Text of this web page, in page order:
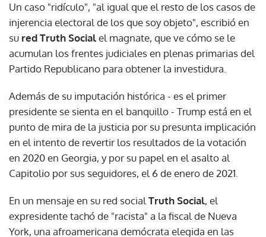
Un caso "ridículo", "al igual que el resto de los casos de
injerencia electoral de los que soy objeto", escribió en
su red Truth Socialel magnate, que ve cómo se le
acumulan los frentes judiciales en plenas primarias del
Partido Republicano para obtener la investidura.
Además de su imputación histórica - es el primer
presidente se sienta en el banquillo - Trump está en el
punto de mira de la justicia por su presunta implicación
en el intento de revertir los resultados de la votación
en 2020 en Georgia, y por su papel en el asalto al
Capitolio por sus seguidores, el 6 de enero de 2021.
En un mensaje en su red socialTruth Social, el
expresidente tachó de "racista" a la fiscal de Nueva
York, una afroamericana demócrata elegida en las